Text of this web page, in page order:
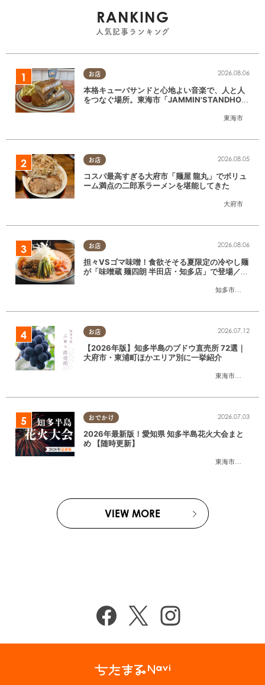
RANKING
人気記事ランキング
お店
東海市
2026.08.06
本格キューバサンドと心地よい音楽で、人と人
をつなぐ場所。東海市「JAMMIN'STANDHOU
お店
大府市
2026.08.05
コスパ最高すぎる大府市「麺屋 龍丸」でボリュ
ーム満点の二郎系ラーメンを堪能してきた
お店
知多市
,半田市
2026.08.06
担々VSゴマ味噌！食欲そそる夏限定の冷やし麺
が「味噌蔵 麺四朗 半田店・知多店」で登場／ち
お店
東海市
,大府市
2026.07.12
【2026年版】知多半島のブドウ直売所 72選｜
大府市・東浦町ほかエリア別に一挙紹介
おでかけ
東海市
,大府市
2026.07.03
2026年最新版！愛知県 知多半島花火大会まと
め 【随時更新】
VIEW MORE